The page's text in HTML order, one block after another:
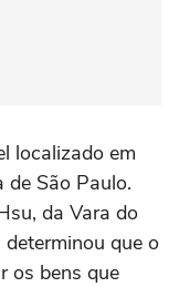
localizado em
São Paulo.
da Vara do
determinou que o
os bens que